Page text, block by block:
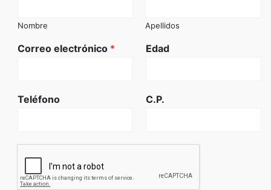
Nombre Apellidos
Correo electrónico * Edad
Teléfono C.P.